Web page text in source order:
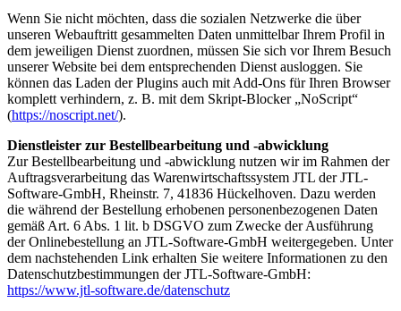
Wenn Sie nicht möchten, dass die sozialen Netzwerke die über
unseren Webauftritt gesammelten Daten unmittelbar Ihrem Profil in
dem jeweiligen Dienst zuordnen, müssen Sie sich vor Ihrem Besuch
unserer Website bei dem entsprechenden Dienst ausloggen. Sie
können das Laden der Plugins auch mit Add-Ons für Ihren Browser
komplett verhindern, z. B. mit dem Skript-Blocker „NoScript“
(https://noscript.net/).
Dienstleister zur Bestellbearbeitung und -abwicklung
Zur Bestellbearbeitung und -abwicklung nutzen wir im Rahmen der
Auftragsverarbeitung das Warenwirtschaftssystem JTL der JTL-
Software-GmbH, Rheinstr. 7, 41836 Hückelhoven. Dazu werden
die während der Bestellung erhobenen personenbezogenen Daten
gemäß Art. 6 Abs. 1 lit. b DSGVO zum Zwecke der Ausführung
der Onlinebestellung an JTL-Software-GmbH weitergegeben. Unter
dem nachstehenden Link erhalten Sie weitere Informationen zu den
Datenschutzbestimmungen der JTL-Software-GmbH:
https://www.jtl-software.de/datenschutz